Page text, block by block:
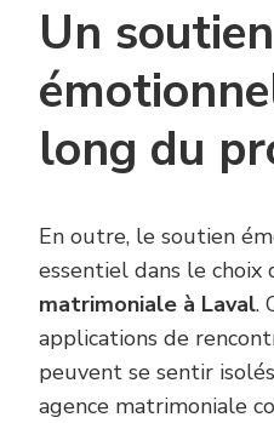
Un soutien
long du
En outre, le soutien
essentiel dans le choix
matrimoniale à Laval.
applications de
peuvent se sentir
agence matrimoniale